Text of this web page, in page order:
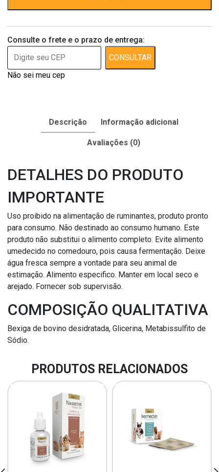
Consulte o frete e o prazo de entrega:
CONSULTAR
Não sei meu cep
Descrição Informação adicional
Avaliações (0)
DETALHES DO PRODUTO
IMPORTANTE
Uso proibido na alimentação de ruminantes, produto pronto
para consumo. Não destinado ao consumo humano. Este
produto não substitui o alimento completo. Evite alimento
umedecido no comedouro, pois causa fermentação. Deixe
água fresca sempre a vontade para seu animal de
estimação. Alimento especifico. Manter em local seco e
arejado. Fornecer sob supervisão.
COMPOSIÇÃO QUALITATIVA
Bexiga de bovino desidratada, Glicerina, Metabissulfito de
Sódio.
PRODUTOS RELACIONADOS